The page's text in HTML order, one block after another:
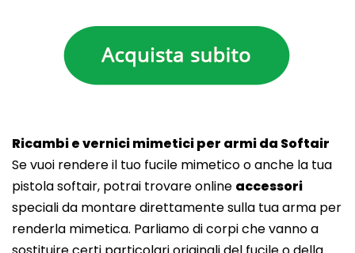
Ricambi e vernici mimetici per armi da Softair
Se vuoi rendere il tuo fucile mimetico o anche la tua
pistola softair, potrai trovare online accessori
speciali da montare direttamente sulla tua arma per
renderla mimetica. Parliamo di corpi che vanno a